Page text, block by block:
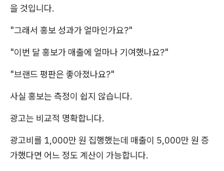
을 것입니다.
"그래서 홍보 성과가 얼마인가요?"
"이번 달 홍보가 매출에 얼마나 기여했나요?"
"브랜드 평판은 좋아졌나요?"
사실 홍보는 측정이 쉽지 않습니다.
광고는 비교적 명확합니다.
광고비를 1,000만 원 집행했는데 매출이 5,000만 원 증
가했다면 어느 정도 계산이 가능합니다.